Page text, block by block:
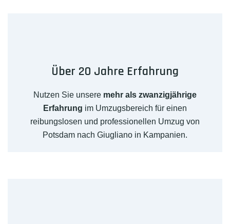
Über 20 Jahre Erfahrung
Nutzen Sie unsere mehr als zwanzigjährige
Erfahrung im Umzugsbereich für einen
reibungslosen und professionellen Umzug von
Potsdam nach Giugliano in Kampanien.